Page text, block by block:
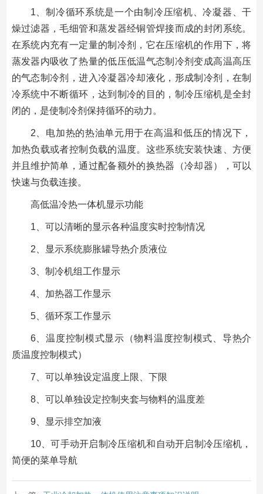
1、制冷循环系统是一个由制冷压缩机、冷凝器、干
燥过滤器，毛细管和蒸发器经铜管焊接而成的封闭系统。
在系统内充有一定量的制冷剂，它在压缩机的作用下，将
蒸发器内吸收了热量的低压低温气态制冷剂变成高温高压
的气态制冷剂，进入冷凝器冷却液化，形成制冷剂，在制
冷系统中不断循环，达到制冷的目的，制冷压缩机是全封
闭的，是使制冷剂保持循环的动力。
2、电加热的热油单元用于在高温和低压的情况下，
加热负载或者控制负载的温度。这些系统安装快速、方便
并且维护简单，通过配备额外的换热器（冷却器），可以
快速与负载连接。
高低温冷热一体机显示功能
1、可以清晰的显示各种温度实时控制情况
2、显示系统膨胀罐导热介质液位
3、制冷机组工作显示
4、加热器工作显示
5、循环泵工作显示
6、温度控制模式显示（物料温度控制模式、导热介
质温度控制模式）
7、可以单独设定温度上限、下限
8、可以单独设定控制夹套与物料的温度差
9、显示排空加液
10、可手动开启制冷压缩机和自动开启制冷压缩机，
简便的菜单导航